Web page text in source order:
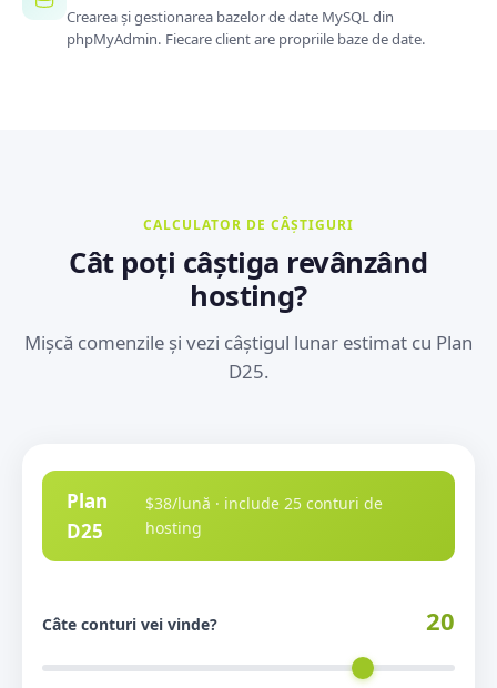
Crearea și gestionarea bazelor de date MySQL din
phpMyAdmin. Fiecare client are propriile baze de date.
CALCULATOR DE CÂȘTIGURI
Cât poți câștiga revânzând
hosting?
Mișcă comenzile și vezi câștigul lunar estimat cu Plan
D25.
Plan
D25
$38/lună · include 25 conturi de
hosting
Câte conturi vei vinde? 20